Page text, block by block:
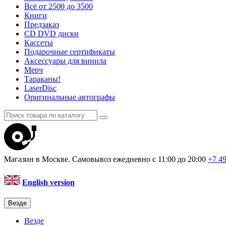
Всё от 2500 до 3500
Книги
Предзаказ
CD DVD диски
Кассеты
Подарочные сертификаты
Аксессуары для винила
Мерч
Тараканы!
LaserDisc
Оригинальные автографы
Магазин в Москве. Самовывоз ежедневно с 11:00 до 20:00 +7
English version
Везде
Везде